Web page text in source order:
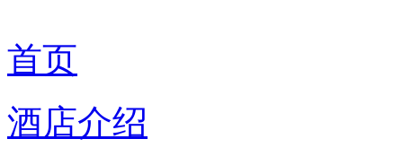
首页
酒店介绍